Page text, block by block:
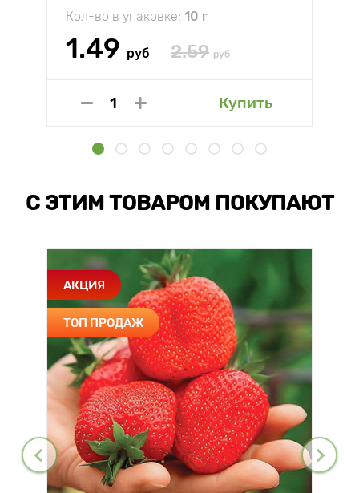
Кол-во в упаковке: 10 г
1.49 руб 2.59 руб
Купить
С ЭТИМ ТОВАРОМ ПОКУПАЮТ
АКЦИЯ
ТОП ПРОДАЖ